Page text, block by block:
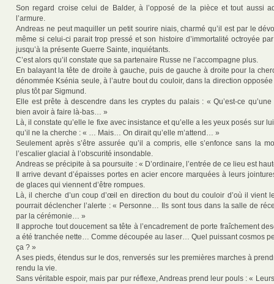
Son regard croise celui de Balder, à l’opposé de la pièce et tout aussi
l’armure.
Andreas ne peut maquiller un petit sourire niais, charmé qu’il est par le
même si celui-ci parait trop pressé et son histoire d’immortalité octroyée
jusqu’à la présente Guerre Sainte, inquiétants.
C’est alors qu’il constate que sa partenaire Russe ne l’accompagne plus.
En balayant la tête de droite à gauche, puis de gauche à droite pour la
dénommée Ksénia seule, à l’autre bout du couloir, dans la direction
plus tôt par Sigmund.
Elle est prête à descendre dans les cryptes du palais : « Qu’est-ce
bien avoir à faire là-bas… »
Là, il constate qu’elle le fixe avec insistance et qu’elle a les yeux posés sur
qu’il ne la cherche : « … Mais… On dirait qu’elle m’attend… »
Seulement après s’être assurée qu’il a compris, elle s’enfonce sans la
l’escalier glacial à l’obscurité insondable.
Andreas se précipite à sa poursuite : « D’ordinaire, l’entrée de ce lieu est
Il arrive devant d’épaisses portes en acier encore marquées à leurs
de glaces qui viennent d’être rompues.
Là, il cherche d’un coup d’œil en direction du bout du couloir d’où il vient
pourrait déclencher l’alerte : « Personne… Ils sont tous dans la salle de
par la cérémonie… »
Il approche tout doucement sa tête à l’encadrement de porte fraîchement
a été tranchée nette… Comme découpée au laser… Quel puissant cosmos
ça ? »
A ses pieds, étendus sur le dos, renversés sur les premières marches à
rendu la vie.
Sans véritable espoir, mais par pur réflexe, Andreas prend leur pouls : «